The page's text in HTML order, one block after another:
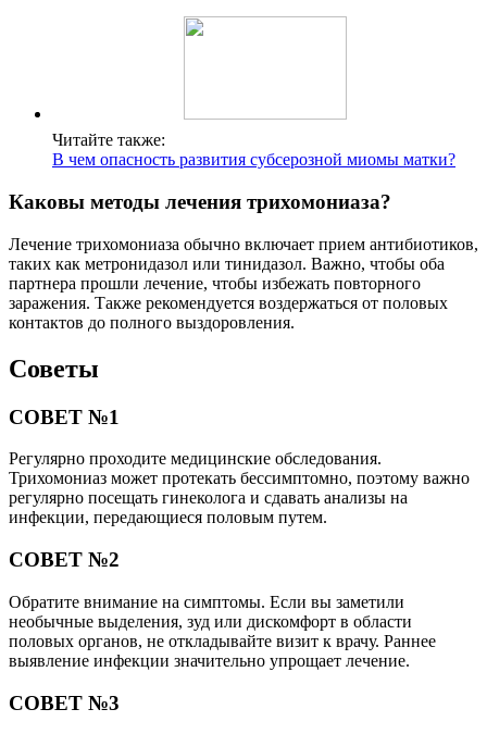
Читайте также:
В чем опасность развития субсерозной миомы матки?
Каковы методы лечения трихомониаза?
Лечение трихомониаза обычно включает прием антибиотиков,
таких как метронидазол или тинидазол. Важно, чтобы оба
партнера прошли лечение, чтобы избежать повторного
заражения. Также рекомендуется воздержаться от половых
контактов до полного выздоровления.
Советы
СОВЕТ №1
Регулярно проходите медицинские обследования.
Трихомониаз может протекать бессимптомно, поэтому важно
регулярно посещать гинеколога и сдавать анализы на
инфекции, передающиеся половым путем.
СОВЕТ №2
Обратите внимание на симптомы. Если вы заметили
необычные выделения, зуд или дискомфорт в области
половых органов, не откладывайте визит к врачу. Раннее
выявление инфекции значительно упрощает лечение.
СОВЕТ №3